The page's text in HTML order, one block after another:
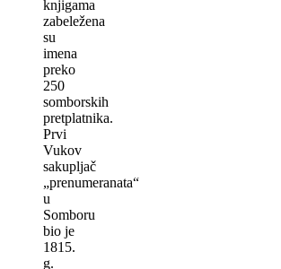
knjigama
zabeležena
su
imena
preko
250
somborskih
pretplatnika.
Prvi
Vukov
sakuplјač
„prenumeranata“
u
Somboru
bio je
1815.
g.